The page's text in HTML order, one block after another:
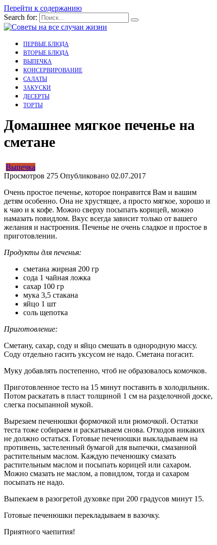
Перейти к содержанию
Search for:
ПЕРВЫЕ БЛЮДА
ВТОРЫЕ БЛЮДА
ВЫПЕЧКА
КОНСЕРВИРОВАНИЕ
САЛАТЫ
ЗАКУСКИ
ДЕСЕРТЫ
ТОРТЫ
Домашнее мягкое печенье на
сметане
Выпечка
Просмотров 275 Опубликовано 02.07.2017
Очень простое печенье, которое понравится Вам и вашим
детям особенно. Она не хрустящее, а просто мягкое, хорошо и
к чаю и к кофе. Можно сверху посыпать корицей, можно
намазать повидлом. Вкус всегда зависит только от вашего
желания и настроения. Печенье не очень сладкое и простое в
приготовлении.
Продукты для печенья:
сметана жирная 200 гр
сода 1 чайная ложка
сахар 100 гр
мука 3,5 стакана
яйцо 1 шт
соль щепотка
Приготовление:
Сметану, сахар, соду и яйцо смешать в однородную массу.
Соду отдельно гасить уксусом не надо. Сметана погасит.
Муку добавлять постепенно, чтоб не образовалось комочков.
Приготовленное тесто на 15 минут поставить в холодильник.
Потом раскатать в пласт толщиной 1 см на разделочной доске,
слегка посыпанной мукой.
Вырезаем печенюшки формочкой или рюмочкой. Остатки
теста тоже собираем и раскатываем снова. Отходов никаких
не должно остаться. Готовые печенюшки выкладываем на
противень, застеленный бумагой для выпечки, смазанной
растительным маслом. Каждую печенюшку смазать
растительным маслом и посыпать корицей или сахаром.
Можно смазать не маслом, а повидлом, тогда и сахаром
посыпать не надо.
Выпекаем в разогретой духовке при 200 градусов минут 15.
Готовые печенюшки перекладываем в вазочку.
Приятного чаепития!